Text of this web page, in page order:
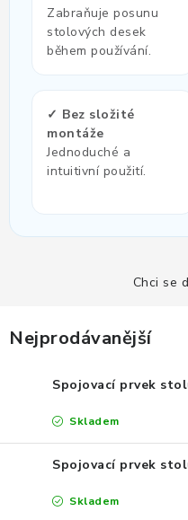
PODSEDÁKY NA ŽIDLE
ZDRAVOTNICKÉ POMŮCKY
PODSTAVCE POD
ERGONOMICKÉ MYŠI
DRŽÁKY NA TABLET -
PODLOŽKY POD NOHY
PODLOŽKY POD MYŠ A
ERGONOMICKÉ
Zabraňuje posunu
stolových desek
během používání.
✓ Bez složité
montáže
Jednoduché a
intuitivní použití.
Chci se
Nejprodávanější
Spojovací prvek
Skladem
Spojovací prvek
Skladem